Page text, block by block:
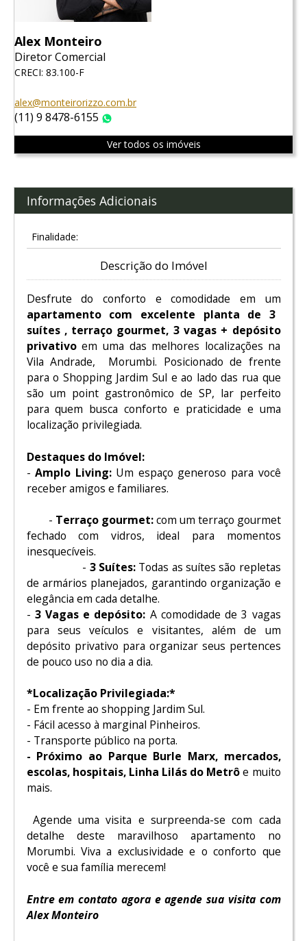
Alex Monteiro
Diretor Comercial
CRECI: 83.100-F
alex@monteirorizzo.com.br
(11) 9 8478-6155
Ver todos os imóveis
Informações Adicionais
Finalidade:
Descrição do Imóvel
Desfrute do conforto e comodidade em um
apartamento com excelente planta de 3
suítes , terraço gourmet, 3 vagas + depósito
privativoem uma das melhores localizações na
Vila Andrade, Morumbi. Posicionado de frente
para o Shopping Jardim Sul e ao lado das rua que
são um point gastronômico de SP, lar perfeito
para quem busca conforto e praticidade e uma
localização privilegiada.
Destaques do Imóvel:
-Amplo Living:Um espaço generoso para você
receber amigos e familiares.
- Terraço gourmet:com um terraço gourmet
fechado com vidros, ideal para momentos
inesquecíveis.
- 3 Suítes:Todas as suítes são repletas
de armários planejados, garantindo organização e
elegância em cada detalhe.
- 3 Vagas e depósito: A comodidade de 3 vagas
para seus veículos e visitantes, além de um
depósito privativo para organizar seus pertences
de pouco uso no dia a dia.
*Localização Privilegiada:*
- Em frente ao shopping Jardim Sul.
- Fácil acesso à marginal Pinheiros.
- Transporte público na porta.
- Próximo ao Parque Burle Marx, mercados,
escolas, hospitais, Linha Lilás do Metrôe muito
mais.
Agende uma visita e surpreenda-se com cada
detalhe deste maravilhoso apartamento no
Morumbi. Viva a exclusividade e o conforto que
você e sua família merecem!
Entre em contato agora e agende sua visita com
Alex Monteiro